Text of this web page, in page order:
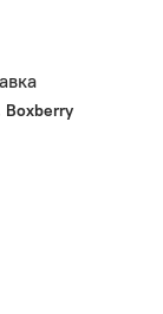
Boxberry